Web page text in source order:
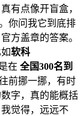
有点像开盲盒，
你问我它到底排
方盖章的答案。
软科
在 全国300名到
前挪一挪，有时
字，真的能概括
觉得，远远不